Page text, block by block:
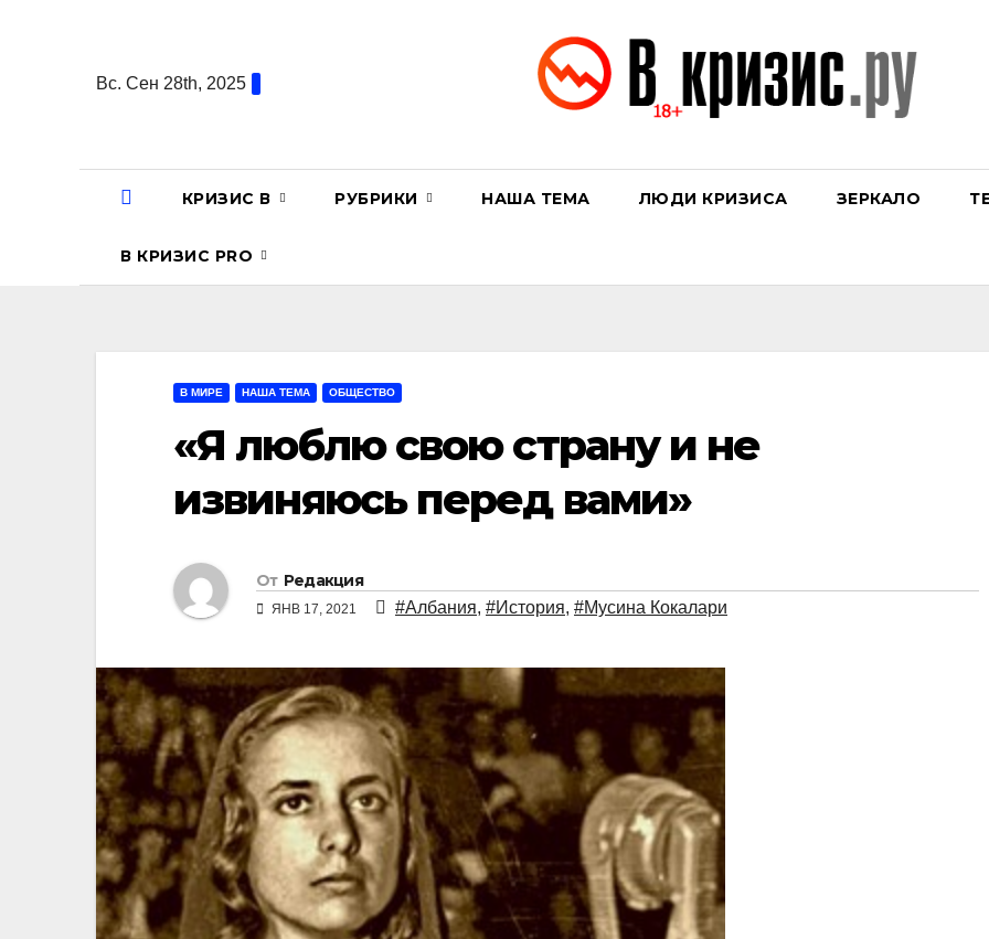
содержаниюВс. Сен 28th, 2025
КРИЗИС В РУБРИКИ НАША ТЕМА ЛЮДИ КРИЗИСА ЗЕРКАЛО
В КРИЗИС PRO
В МИРЕ НАША ТЕМА ОБЩЕСТВО
«Я люблю свою страну и не
извиняюсь перед вами»
От Редакция
ЯНВ 17, 2021 #Албания, #История, #Мусина Кокалари